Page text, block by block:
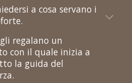
a cosa servano i
regalano un
con il quale inizia a
la guida del